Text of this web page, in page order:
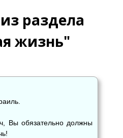
раздела
жизнь"
Вы обязательно должны